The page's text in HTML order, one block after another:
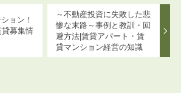
ョン！
貸募集情
～不動産投資に失敗した悲
惨な末路～事例と教訓・回
避方法|賃貸アパート・賃
貸マンション経営の知識